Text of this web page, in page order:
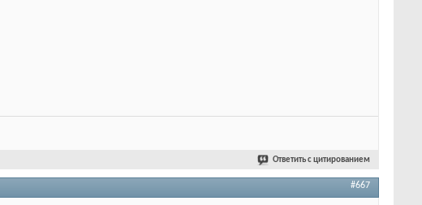
Ответить с цитированием
#667